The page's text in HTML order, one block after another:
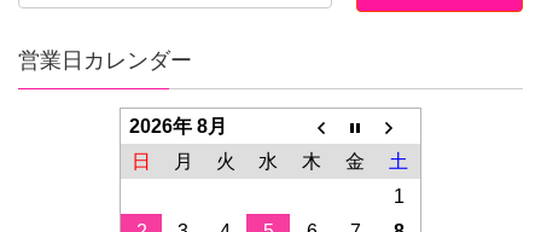
営業日カレンダー
2026年 8月
日
月 火 水 木 金
土
1